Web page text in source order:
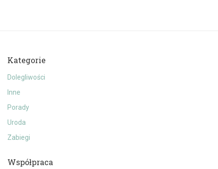
Kategorie
Dolegliwości
Inne
Porady
Uroda
Zabiegi
Współpraca